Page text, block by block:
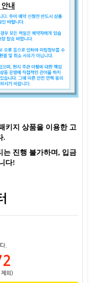
키지 상품을 이용한 고
.
는 진행 불가하며, 입금
다!